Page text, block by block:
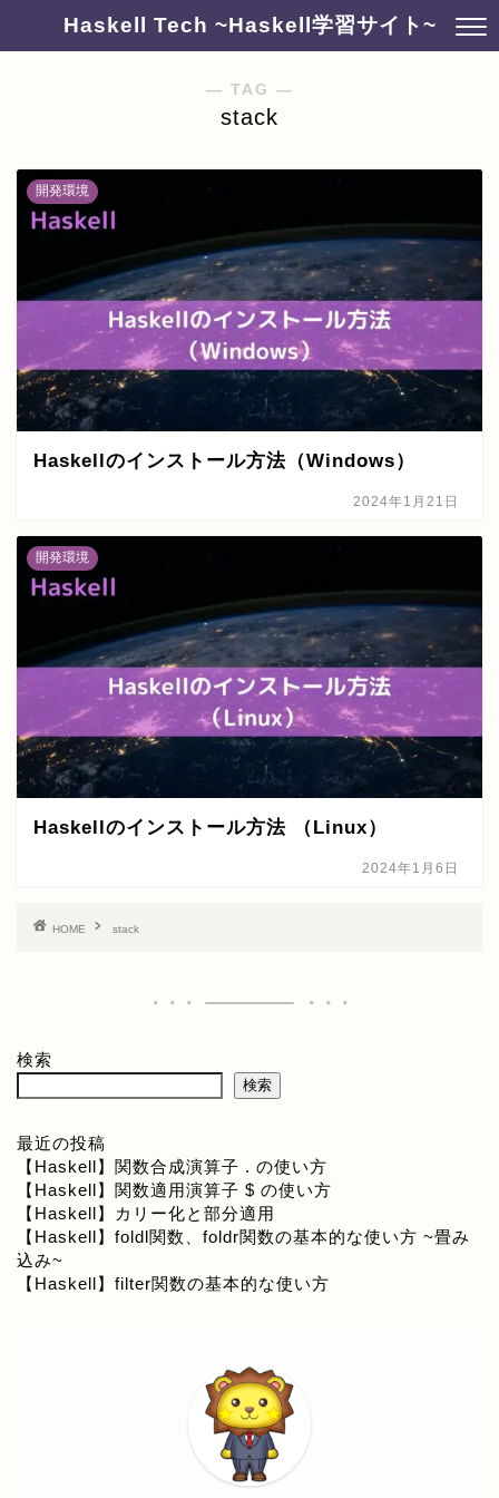
Haskell Tech ~Haskell学習サイト~
― TAG ―
stack
開発環境
Haskellのインストール方法（Windows）
2024年1月21日
開発環境
Haskellのインストール方法 （Linux）
2024年1月6日
HOME stack
検索
検索
最近の投稿
【Haskell】関数合成演算子 . の使い方
【Haskell】関数適用演算子 $ の使い方
【Haskell】カリー化と部分適用
【Haskell】foldl関数、foldr関数の基本的な使い方 ~畳み
込み~
【Haskell】filter関数の基本的な使い方